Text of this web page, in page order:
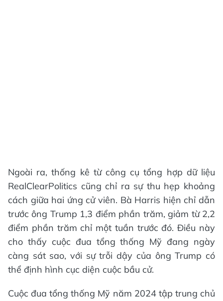
Ngoài ra, thống kê từ công cụ tổng hợp dữ liệu
RealClearPolitics cũng chỉ ra sự thu hẹp khoảng
cách giữa hai ứng cử viên. Bà Harris hiện chỉ dẫn
trước ông Trump 1,3 điểm phần trăm, giảm từ 2,2
điểm phần trăm chỉ một tuần trước đó. Điều này
cho thấy cuộc đua tổng thống Mỹ đang ngày
càng sát sao, với sự trỗi dậy của ông Trump có
thể định hình cục diện cuộc bầu cử.
Cuộc đua tổng thống Mỹ năm 2024 tập trung chủ